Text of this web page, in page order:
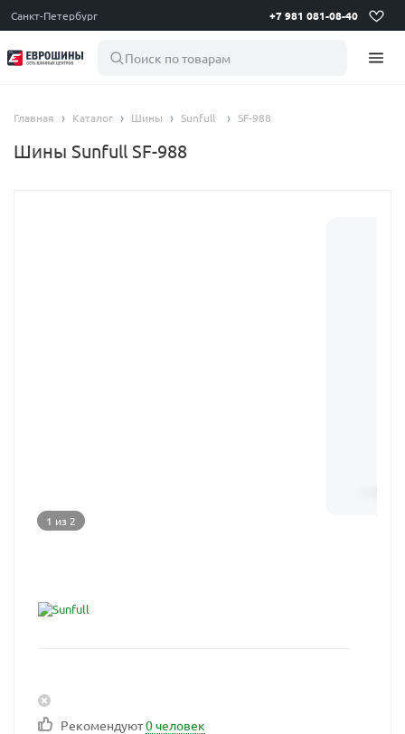
Санкт-Петербург +7 981 081-08-40
Поиск по товарам
Главная Каталог Шины Sunfull SF-988
Шины Sunfull SF-988
1 из 2
Рекомендуют0 человек